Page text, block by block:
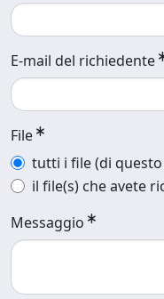
E-mail del richiedente
File
tutti i file (di
il file(s) che avete
Messaggio